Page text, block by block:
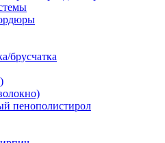
брусчатка
пенополистирол